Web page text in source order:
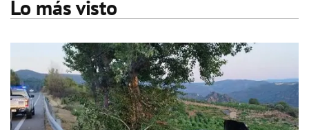
Lo más visto